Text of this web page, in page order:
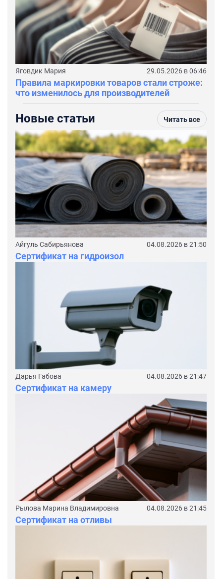
Яговдик Мария 29.05.2026 в 06:46
Правила маркировки товаров стали строже:
что изменилось для производителей
Новые статьи Читать все
Айгуль Сабирьянова 04.08.2026 в 21:50
Сертификат на гидроизол
Дарья Габова 04.08.2026 в 21:47
Сертификат на камеру
Рылова Марина Владимировна 04.08.2026 в 21:45
Сертификат на отливы